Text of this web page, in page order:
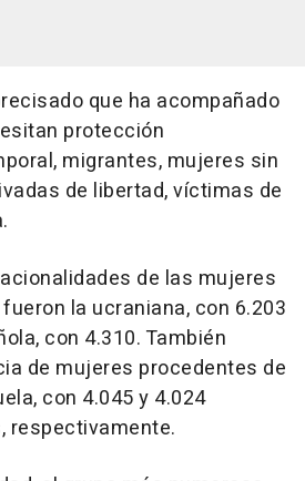
que ha acompañado
protección
migrantes, mujeres sin
de libertad, víctimas de
de las mujeres
la ucraniana, con 6.203
con 4.310. También
de mujeres procedentes de
con 4.045 y 4.024
respectivamente.